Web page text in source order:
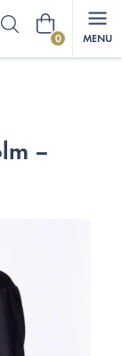
Warenkorb
–